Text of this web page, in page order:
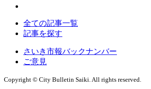
全ての記事一覧
記事を探す
さいき市報バックナンバー
ご意見
Copyright © City Bulletin Saiki. All rights reserved.